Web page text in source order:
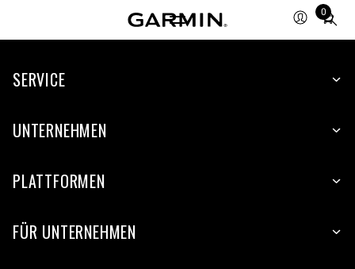
0
Total
items
cart:
SERVICE
UNTERNEHMEN
PLATTFORMEN
FÜR UNTERNEHMEN